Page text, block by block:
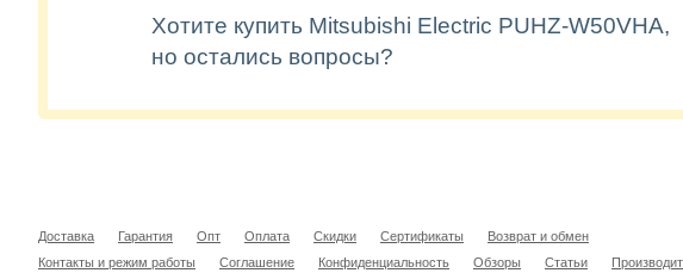
Хотите купить Mitsubishi Electric PUHZ-W50VHA,
но остались вопросы?
Доставка Гарантия Опт Оплата Скидки Сертификаты
Возврат и обмен
Контакты и режим работы
Соглашение Конфиденциальность Обзоры Статьи